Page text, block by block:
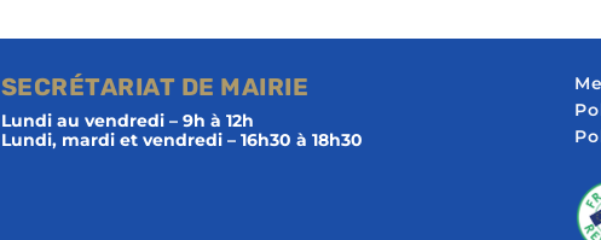
SECRÉTARIAT DE MAIRIE
Lundi au vendredi – 9h à 12h
Lundi, mardi et vendredi – 16h30 à 18h30